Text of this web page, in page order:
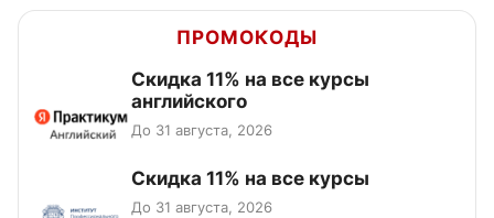
ПРОМОКОДЫ
Скидка 11% на все курсы
английского
До 31 августа, 2026
Скидка 11% на все курсы
До 31 августа, 2026